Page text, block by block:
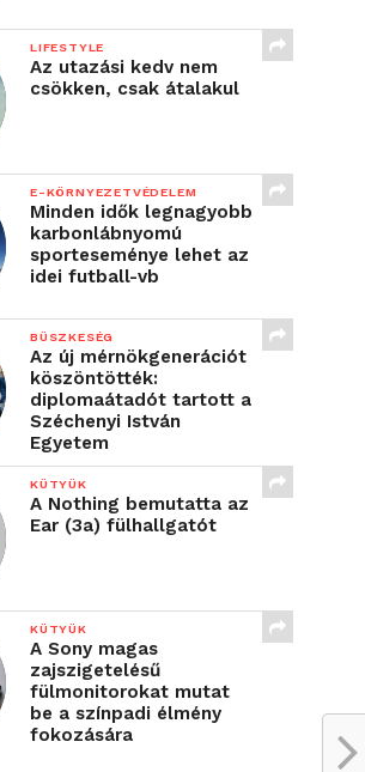
LIFESTYLE
Az utazási kedv nem
csökken, csak átalakul
E-KÖRNYEZETVÉDELEM
Minden idők legnagyobb
karbonlábnyomú
sporteseménye lehet az
idei futball-vb
BÜSZKESÉG
Az új mérnökgenerációt
köszöntötték:
diplomaátadót tartott a
Széchenyi István
Egyetem
KÜTYÜK
A Nothing bemutatta az
Ear (3a) fülhallgatót
KÜTYÜK
A Sony magas
zajszigetelésű
fülmonitorokat mutat
be a színpadi élmény
fokozására